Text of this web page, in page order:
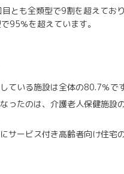
とも全類型で9割を超えてお
95％を超えています。
ている施設は全体の80.7％です
ったのは、介護老人保健施
サービス付き高齢者向け住